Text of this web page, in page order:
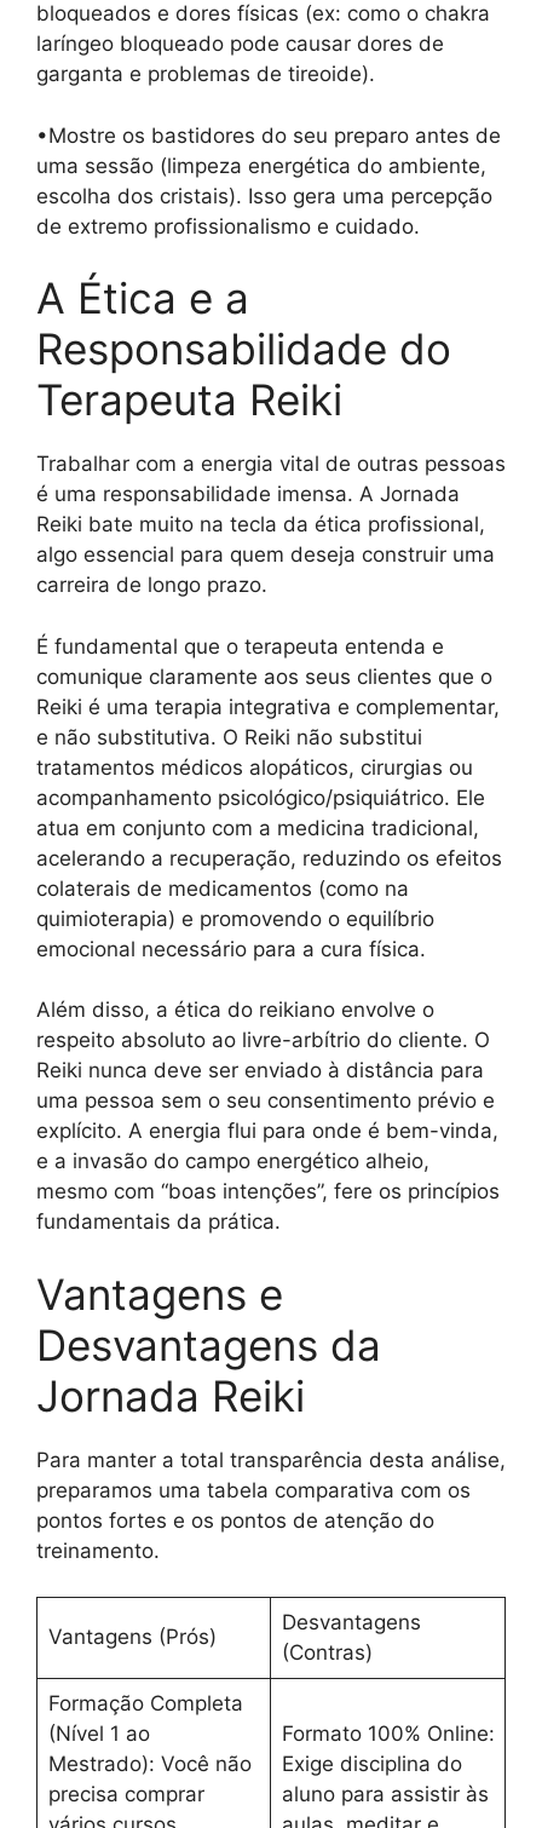
bloqueados e dores físicas (ex: como o chakra
laríngeo bloqueado pode causar dores de
garganta e problemas de tireoide).
•Mostre os bastidores do seu preparo antes de
uma sessão (limpeza energética do ambiente,
escolha dos cristais). Isso gera uma percepção
de extremo profissionalismo e cuidado.
A Ética e a
Responsabilidade do
Terapeuta Reiki
Trabalhar com a energia vital de outras pessoas
é uma responsabilidade imensa. A Jornada
Reiki bate muito na tecla da ética profissional,
algo essencial para quem deseja construir uma
carreira de longo prazo.
É fundamental que o terapeuta entenda e
comunique claramente aos seus clientes que o
Reiki é uma terapia integrativa e complementar,
e não substitutiva. O Reiki não substitui
tratamentos médicos alopáticos, cirurgias ou
acompanhamento psicológico/psiquiátrico. Ele
atua em conjunto com a medicina tradicional,
acelerando a recuperação, reduzindo os efeitos
colaterais de medicamentos (como na
quimioterapia) e promovendo o equilíbrio
emocional necessário para a cura física.
Além disso, a ética do reikiano envolve o
respeito absoluto ao livre-arbítrio do cliente. O
Reiki nunca deve ser enviado à distância para
uma pessoa sem o seu consentimento prévio e
explícito. A energia flui para onde é bem-vinda,
e a invasão do campo energético alheio,
mesmo com “boas intenções”, fere os princípios
fundamentais da prática.
Vantagens e
Desvantagens da
Jornada Reiki
Para manter a total transparência desta análise,
preparamos uma tabela comparativa com os
pontos fortes e os pontos de atenção do
treinamento.
Vantagens (Prós)
Desvantagens
(Contras)
Formação Completa
(Nível 1 ao
Mestrado): Você não
precisa comprar
Formato 100% Online:
Exige disciplina do
aluno para assistir às